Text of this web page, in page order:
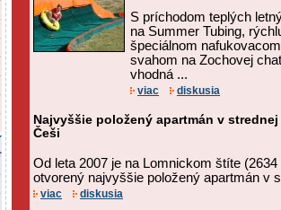
S príchodom teplých
na Summer Tubing,
špeciálnom
svahom na Zochovej
vhodná ...
viac diskusia
Najvyššie položený apartmán v
Češi
Od leta 2007 je na Lomnickom štíte
otvorený najvyššie položený apartmán v
viac diskusia